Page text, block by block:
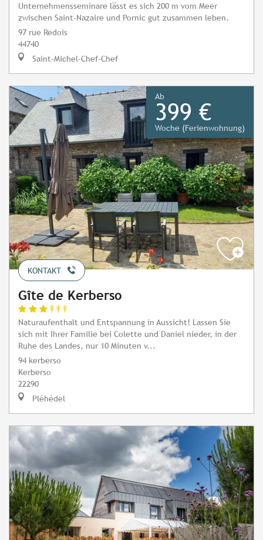
Unternehmensseminare lässt es sich 200 m vom Meer
zwischen Saint-Nazaire und Pornic gut zusammen leben.
97 rue Redois
44740
Saint-Michel-Chef-Chef
Ab
399 €
Woche (Ferienwohnung)
KONTAKT
Gîte de Kerberso
Naturaufenthalt und Entspannung in Aussicht! Lassen Sie
sich mit Ihrer Familie bei Colette und Daniel nieder, in der
Ruhe des Landes, nur 10 Minuten v...
94 kerberso
Kerberso
22290
Pléhédel